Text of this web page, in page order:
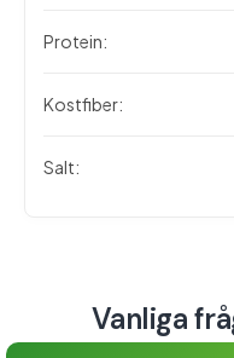
Protein:
Kostfiber:
Salt:
Vanliga